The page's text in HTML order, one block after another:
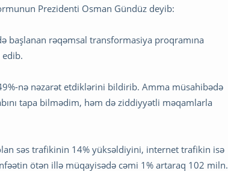
Prezidenti Osman Gündüz deyib:
başlanan rəqəmsal transformasiya proqramına
nə nəzarət etdiklərini bildirib. Amma müsahibədə
tapa bilmədim, həm də ziddiyyətli məqamlarla
səs trafikinin 14% yüksəldiyini, internet trafikin isə
ötən illə müqayisədə cəmi 1% artaraq 102 miln.